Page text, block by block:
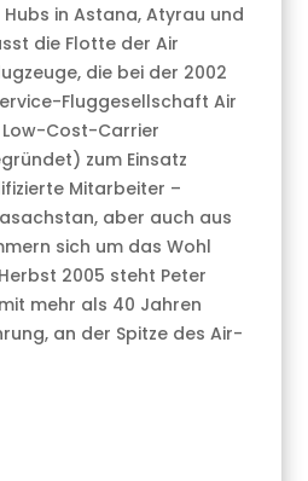
in Astana, Atyrau und
die Flotte der Air
die bei der 2002
Fluggesellschaft Air
Cost-Carrier
zum Einsatz
Mitarbeiter –
aber auch aus
sich um das Wohl
2005 steht Peter
mehr als 40 Jahren
an der Spitze des Air-